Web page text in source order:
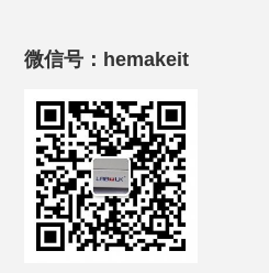
微信号：hemakeit